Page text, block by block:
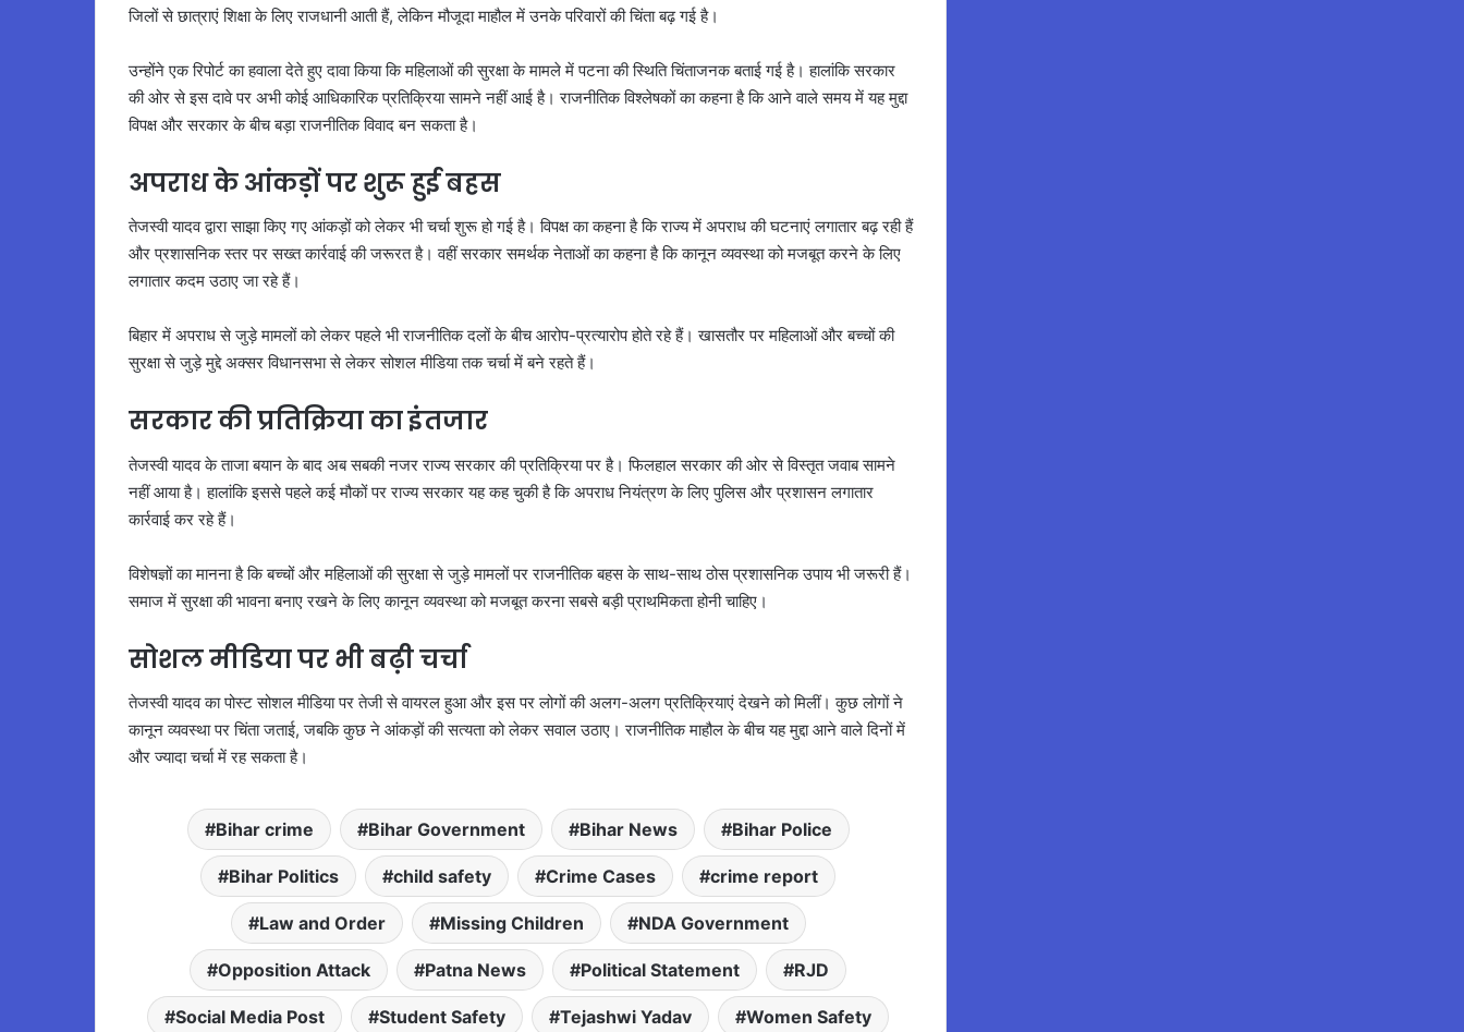
जिलों से छात्राएं शिक्षा के लिए राजधानी आती हैं, लेकिन मौजूदा माहौल में उनके परिवारों की चिंता बढ़ गई है।
उन्होंने एक रिपोर्ट का हवाला देते हुए दावा किया कि महिलाओं की सुरक्षा के मामले में पटना की स्थिति चिंताजनक बताई गई है। हालांकि सरकार
की ओर से इस दावे पर अभी कोई आधिकारिक प्रतिक्रिया सामने नहीं आई है। राजनीतिक विश्लेषकों का कहना है कि आने वाले समय में यह मुद्दा
विपक्ष और सरकार के बीच बड़ा राजनीतिक विवाद बन सकता है।
अपराध के आंकड़ों पर शुरू हुई बहस
तेजस्वी यादव द्वारा साझा किए गए आंकड़ों को लेकर भी चर्चा शुरू हो गई है। विपक्ष का कहना है कि राज्य में अपराध की घटनाएं लगातार बढ़ रही हैं
और प्रशासनिक स्तर पर सख्त कार्रवाई की जरूरत है। वहीं सरकार समर्थक नेताओं का कहना है कि कानून व्यवस्था को मजबूत करने के लिए
लगातार कदम उठाए जा रहे हैं।
बिहार में अपराध से जुड़े मामलों को लेकर पहले भी राजनीतिक दलों के बीच आरोप-प्रत्यारोप होते रहे हैं। खासतौर पर महिलाओं और बच्चों की
सुरक्षा से जुड़े मुद्दे अक्सर विधानसभा से लेकर सोशल मीडिया तक चर्चा में बने रहते हैं।
सरकार की प्रतिक्रिया का इंतजार
तेजस्वी यादव के ताजा बयान के बाद अब सबकी नजर राज्य सरकार की प्रतिक्रिया पर है। फिलहाल सरकार की ओर से विस्तृत जवाब सामने
नहीं आया है। हालांकि इससे पहले कई मौकों पर राज्य सरकार यह कह चुकी है कि अपराध नियंत्रण के लिए पुलिस और प्रशासन लगातार
कार्रवाई कर रहे हैं।
विशेषज्ञों का मानना है कि बच्चों और महिलाओं की सुरक्षा से जुड़े मामलों पर राजनीतिक बहस के साथ-साथ ठोस प्रशासनिक उपाय भी जरूरी हैं।
समाज में सुरक्षा की भावना बनाए रखने के लिए कानून व्यवस्था को मजबूत करना सबसे बड़ी प्राथमिकता होनी चाहिए।
सोशल मीडिया पर भी बढ़ी चर्चा
तेजस्वी यादव का पोस्ट सोशल मीडिया पर तेजी से वायरल हुआ और इस पर लोगों की अलग-अलग प्रतिक्रियाएं देखने को मिलीं। कुछ लोगों ने
कानून व्यवस्था पर चिंता जताई, जबकि कुछ ने आंकड़ों की सत्यता को लेकर सवाल उठाए। राजनीतिक माहौल के बीच यह मुद्दा आने वाले दिनों में
और ज्यादा चर्चा में रह सकता है।
Bihar crime Bihar Government Bihar News Bihar Police
Bihar Politics child safety Crime Cases crime report
Law and Order Missing Children NDA Government
Opposition Attack Patna News Political Statement RJD
Social Media Post Student Safety Tejashwi Yadav Women Safety